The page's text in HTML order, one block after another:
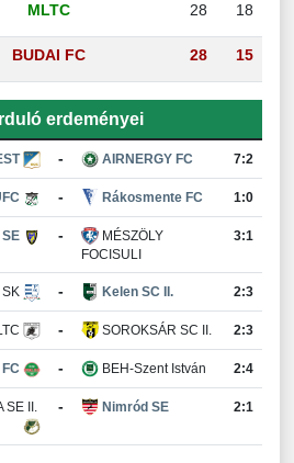
MLTC 28 18
BUDAI FC 28 15
erdeményei
- AIRNERGY FC 7:2
- Rákosmente FC 1:0
-
MÉSZÖLY
FOCISULI
3:1
SK - Kelen SC II. 2:3
- SOROKSÁR SC II. 2:3
- BEH-Szent István 2:4
SE II. - Nimród SE 2:1